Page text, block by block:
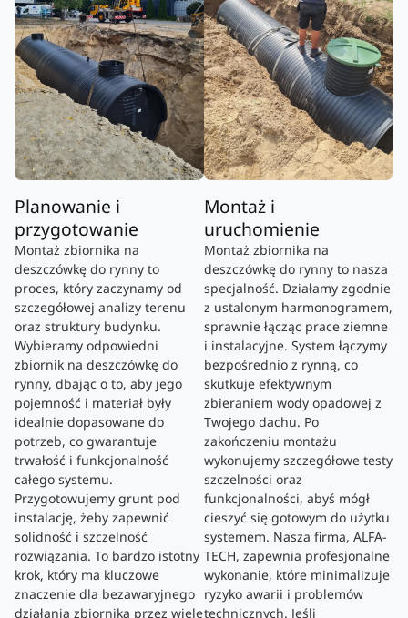
Planowanie i
przygotowanie
Montaż zbiornika na
deszczówkę do rynny to
proces, który zaczynamy od
szczegółowej analizy terenu
oraz struktury budynku.
Wybieramy odpowiedni
zbiornik na deszczówkę do
rynny, dbając o to, aby jego
pojemność i materiał były
idealnie dopasowane do
potrzeb, co gwarantuje
trwałość i funkcjonalność
całego systemu.
Przygotowujemy grunt pod
instalację, żeby zapewnić
solidność i szczelność
rozwiązania. To bardzo istotny
krok, który ma kluczowe
znaczenie dla bezawaryjnego
działania zbiornika przez wiele
Montaż i
uruchomienie
Montaż zbiornika na
deszczówkę do rynny to nasza
specjalność. Działamy zgodnie
z ustalonym harmonogramem,
sprawnie łącząc prace ziemne
i instalacyjne. System łączymy
bezpośrednio z rynną, co
skutkuje efektywnym
zbieraniem wody opadowej z
Twojego dachu. Po
zakończeniu montażu
wykonujemy szczegółowe testy
szczelności oraz
funkcjonalności, abyś mógł
cieszyć się gotowym do użytku
systemem. Nasza firma, ALFA-
TECH, zapewnia profesjonalne
wykonanie, które minimalizuje
ryzyko awarii i problemów
technicznych. Jeśli